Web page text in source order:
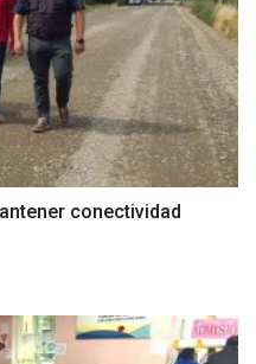
conectividad